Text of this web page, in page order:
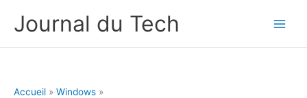
Journal du Tech
Accueil
Windows